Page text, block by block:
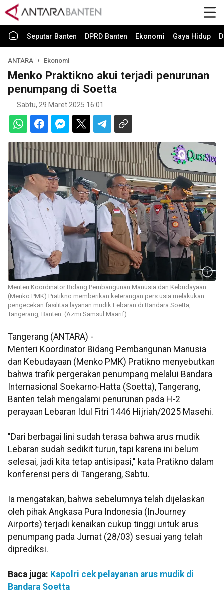
Seputar Banten DPRD Banten Ekonomi Gaya Hidup
ANTARA Ekonomi
Menko Praktikno akui terjadi penurunan
penumpang di Soetta
Sabtu, 29 Maret 2025 16:01
Menteri Koordinator Bidang Pembangunan Manusia dan Kebudayaan
(Menko PMK) Pratikno memberikan keterangan pers usia melakukan
pengecekan fasilitaa layanan mudik Lebaran di Bandara Soetta,
Tangerang, Banten. (Azmi Samsul Maarif)
Tangerang (ANTARA) -
Menteri Koordinator Bidang Pembangunan Manusia
dan Kebudayaan (Menko PMK) Pratikno menyebutkan
bahwa trafik pergerakan penumpang melalui Bandara
Internasional Soekarno-Hatta (Soetta), Tangerang,
Banten telah mengalami penurunan pada H-2
perayaan Lebaran Idul Fitri 1446 Hijriah/2025 Masehi.
"Dari berbagai lini sudah terasa bahwa arus mudik
Lebaran sudah sedikit turun, tapi karena ini belum
selesai, jadi kita tetap antisipasi," kata Pratikno dalam
konferensi pers di Tangerang, Sabtu.
Ia mengatakan, bahwa sebelumnya telah dijelaskan
oleh pihak Angkasa Pura Indonesia (InJourney
Airports) terjadi kenaikan cukup tinggi untuk arus
penumpang pada Jumat (28/03) sesuai yang telah
diprediksi.
Baca juga: Kapolri cek pelayanan arus mudik di
Bandara Soetta